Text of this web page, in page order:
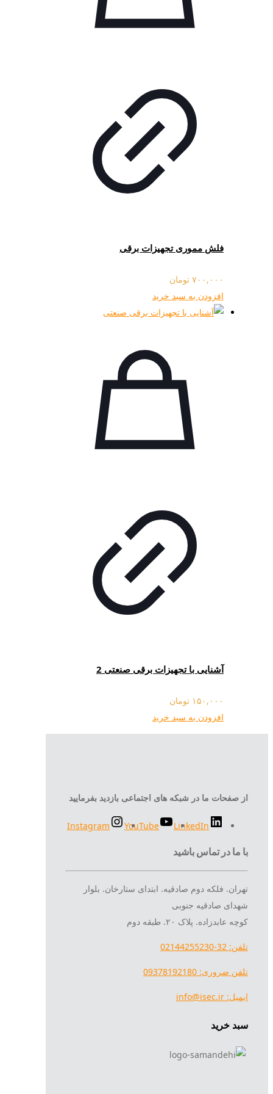
فلش مموری تجهیزات برقی
۷۰۰,۰۰۰ تومان
افزودن به سبد خرید
آشنایی با تجهیزات برقی صنعتی 2
۱۵۰,۰۰۰ تومان
افزودن به سبد خرید
از صفحات ما در شبکه های اجتماعی بازدید بفرمایید
LinkedIn
YouTube
Instagram
با ما در تماس باشید
تهران. فلکه دوم صادقیه. ابتدای ستارخان. بلوار
شهدای صادقیه جنوبی
کوچه عابدزاده. پلاک ۲۰. طبقه دوم
تلفن: 32-02144255230
تلفن ضروری: 09378192180
ایمیل: info@isec.ir
سبد خرید